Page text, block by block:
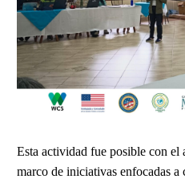
Esta actividad fue posible con el
marco de iniciativas enfocadas